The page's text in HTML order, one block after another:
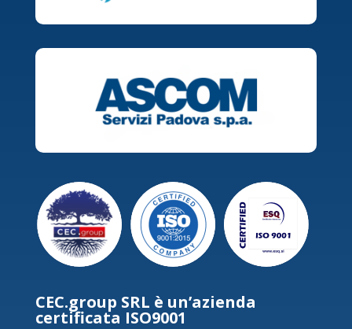
CEC.group SRL è un’azienda
certificata ISO9001